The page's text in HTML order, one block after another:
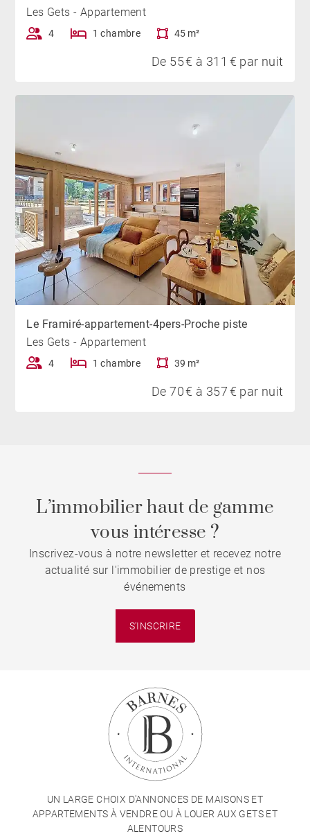
Les Gets - Appartement
4 1 chambre 45 m²
De 55 € à 311 € par nuit
Le Framiré-appartement-4pers-Proche piste
Les Gets - Appartement
4 1 chambre 39 m²
De 70 € à 357 € par nuit
L’immobilier haut de gamme
vous intéresse ?
Inscrivez-vous à notre newsletter et recevez notre
actualité sur l'immobilier de prestige et nos
événements
S'INSCRIRE
UN LARGE CHOIX D'ANNONCES DE MAISONS ET
APPARTEMENTS À VENDRE OU À LOUER AUX GETS ET
ALENTOURS